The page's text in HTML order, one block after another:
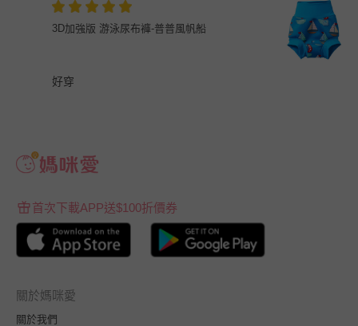
3D加強版 游泳尿布褲-普普風帆船
好穿
首次下載APP送$100折價券
關於媽咪愛
關於我們